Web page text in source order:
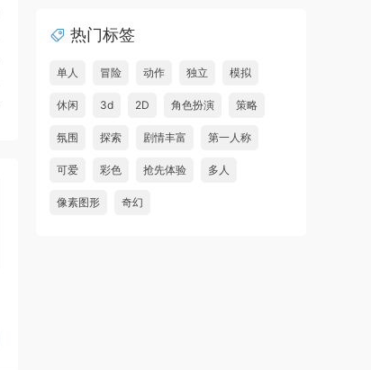
虾仔游戏
Greatest Author
虾仔游戏 5小时前
Block
首发 迷宫村庄/Mazey Village
热门标签
单人 冒险 动作 独立 模拟
休闲 3d 2D 角色扮演 策略
氛围 探索 剧情丰富 第一人称
可爱 彩色 抢先体验 多人
像素图形 奇幻